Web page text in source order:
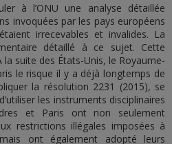
à l’ONU une analyse détaillée
invoquées par les pays européens
irrecevables et invalides. La
détaillé à ce sujet. Cette
la suite des États-Unis, le Royaume-
le risque il y a déjà longtemps de
la résolution 2231 (2015), se
les instruments disciplinaires
et Paris ont non seulement
restrictions illégales imposées à
ont également adopté leurs